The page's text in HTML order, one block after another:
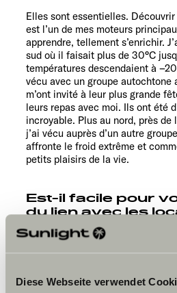
Diese Webseite verwendet
Elles sont essentielles.
est l’un de mes moteurs
apprendre, tellement s’enrichir.
sud où il faisait plus de 30°C
températures descendaient à
vécu avec un groupe autochtone
m’ont invité à leur plus grande
leurs repas avec moi. Ils ont été
incroyable. Plus au nord, près
j’ai vécu auprès d’un autre
affronte le froid extrême et
petits plaisirs de la vie.
Est-il facile pour
du lien avec les
Complètement. Je me rends
reculés, très peu touristiques.
chacun est pris dans son rythme